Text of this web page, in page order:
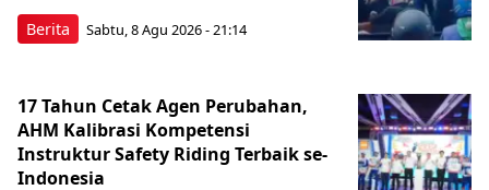
Berita Sabtu, 8 Agu 2026 - 21:14
17 Tahun Cetak Agen Perubahan,
AHM Kalibrasi Kompetensi
Instruktur Safety Riding Terbaik se-
Indonesia